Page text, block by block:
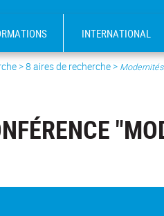
INTERNATIONAL
>8 aires de recherche>